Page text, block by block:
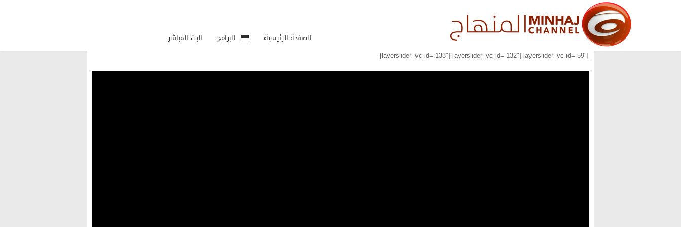
الصفحة الرئيسية البرامج البث المباشر
[layerslider_vc id=”59″][layerslider_vc id=”132″][layerslider_vc id=”133″]